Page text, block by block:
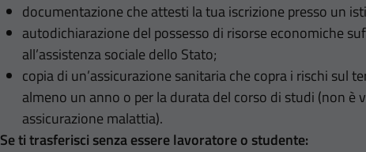
documentazione che attesti la tua iscrizione presso un
autodichiarazione del possesso di risorse economiche
all’assistenza sociale dello Stato;
copia di un’assicurazione sanitaria che copra i rischi sul
almeno un anno o per la durata del corso di studi (non è
assicurazione malattia).
Se ti trasferisci senza essere lavoratore o studente: